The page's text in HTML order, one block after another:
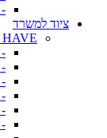
-
ציוד למשרד
-
-
-